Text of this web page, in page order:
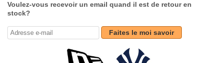
Voulez-vous recevoir un email quand il est de retour en
stock?
Faites le moi savoir